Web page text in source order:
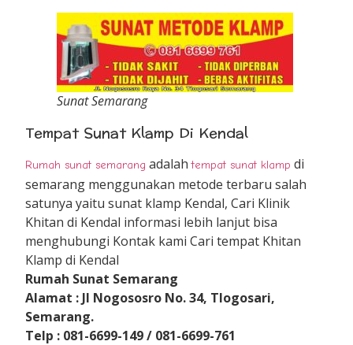
Sunat Semarang
Tempat Sunat Klamp Di Kendal
Rumah sunat semarang adalahtempat sunat klamp di
semarang menggunakan metode terbaru salah
satunya yaitu sunat klamp Kendal, Cari Klinik
Khitan di Kendal informasi lebih lanjut bisa
menghubungi Kontak kami Cari tempat Khitan
Klamp di Kendal
Rumah Sunat Semarang
Alamat : Jl Nogososro No. 34, Tlogosari,
Semarang.
Telp : 081-6699-149 / 081-6699-761